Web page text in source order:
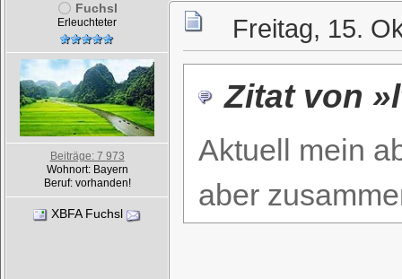
Fuchsl
Erleuchteter
Beiträge: 7 973
Wohnort: Bayern
Beruf: vorhanden!
XBFA Fuchsl
Freitag, 15.
Zitat von
Aktuell mein
aber